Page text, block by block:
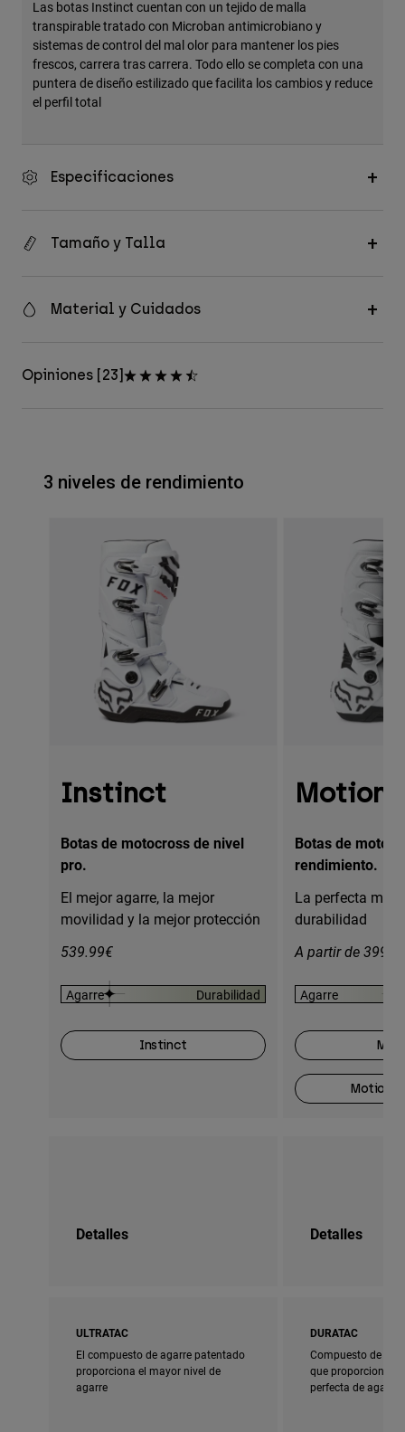
Las botas Instinct cuentan con un tejido de malla
transpirable tratado con Microban antimicrobiano y
sistemas de control del mal olor para mantener los pies
frescos, carrera tras carrera. Todo ello se completa con una
puntera de diseño estilizado que facilita los cambios y reduce
el perfil total
Especificaciones
Tamaño y Talla
Material y Cuidados
Opiniones [23]
3 niveles de rendimiento
Instinct
Botas de motocross de nivel
pro.
El mejor agarre, la mejor
movilidad y la mejor protección
539.99€
Agarre Durabilidad
Instinct
Motion
Botas de
rendimiento.
La perfecta
durabilidad
A partir de
Agarre
Motion
Detalles Detalles
ULTRATAC
El compuesto de agarre patentado
proporciona el mayor nivel de
agarre
DURATAC
Compuesto de
que proporciona
perfecta de agarre